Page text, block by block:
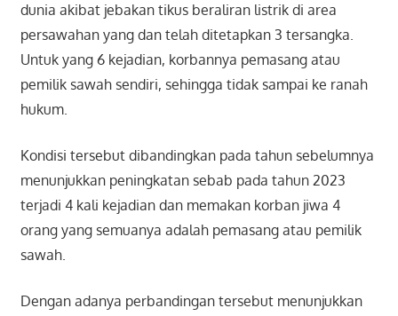
dunia akibat jebakan tikus beraliran listrik di area
persawahan yang dan telah ditetapkan 3 tersangka.
Untuk yang 6 kejadian, korbannya pemasang atau
pemilik sawah sendiri, sehingga tidak sampai ke ranah
hukum.
Kondisi tersebut dibandingkan pada tahun sebelumnya
menunjukkan peningkatan sebab pada tahun 2023
terjadi 4 kali kejadian dan memakan korban jiwa 4
orang yang semuanya adalah pemasang atau pemilik
sawah.
Dengan adanya perbandingan tersebut menunjukkan